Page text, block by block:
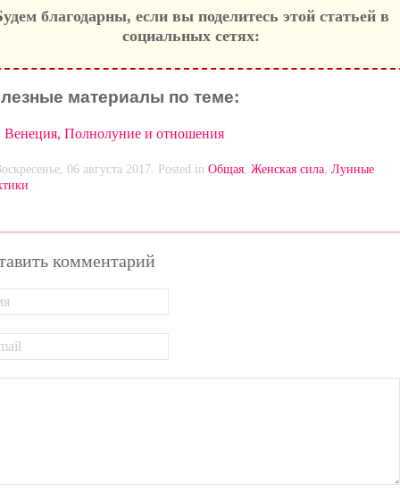
благодарны, если вы поделитесь этой статьей в
социальных сетях:
материалы по теме:
Венеция, Полнолуние и отношения
06 августа 2017. Posted in Общая, Женская сила, Лунные
комментарий